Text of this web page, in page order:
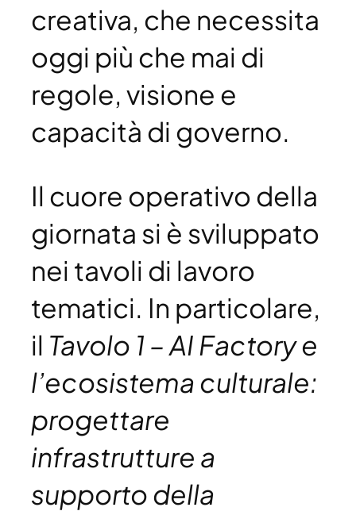
creativa, che necessita
oggi più che mai di
regole, visione e
capacità di governo.
Il cuore operativo della
giornata si è sviluppato
nei tavoli di lavoro
tematici. In particolare,
il Tavolo 1 – AI Factory e
l’ecosistema culturale:
progettare
infrastrutture a
supporto della